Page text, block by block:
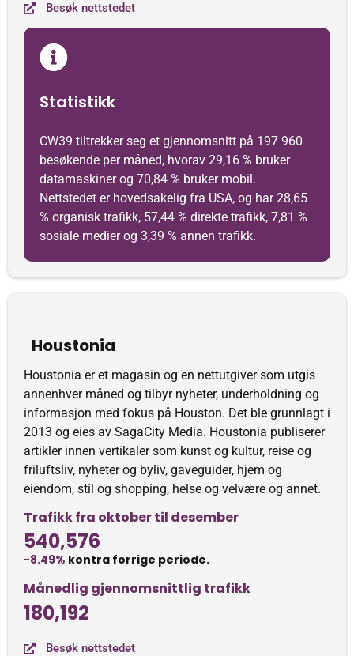
Besøk nettstedet
Statistikk
CW39 tiltrekker seg et gjennomsnitt på 197 960
besøkende per måned, hvorav 29,16 % bruker
datamaskiner og 70,84 % bruker mobil.
Nettstedet er hovedsakelig fra USA, og har 28,65
% organisk trafikk, 57,44 % direkte trafikk, 7,81 %
sosiale medier og 3,39 % annen trafikk.
Houstonia
Houstonia er et magasin og en nettutgiver som utgis
annenhver måned og tilbyr nyheter, underholdning og
informasjon med fokus på Houston. Det ble grunnlagt i
2013 og eies av SagaCity Media. Houstonia publiserer
artikler innen vertikaler som kunst og kultur, reise og
friluftsliv, nyheter og byliv, gaveguider, hjem og
eiendom, stil og shopping, helse og velvære og annet.
Trafikk fra oktober til desember
540,576
-8.49% kontra forrige periode.
Månedlig gjennomsnittlig trafikk
180,192
Besøk nettstedet